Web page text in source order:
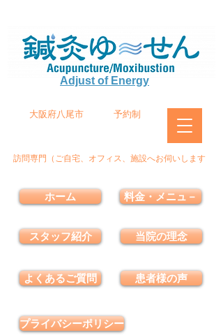
Adjust of Energy
大阪府八尾市 予約制
訪問専門（ご自宅、オフィス、施設へお伺いします
ホーム
スタッフ紹介
よくあるご質問
料金・メニュ－
当院の理念
患者様の声
プライバシーポリシー